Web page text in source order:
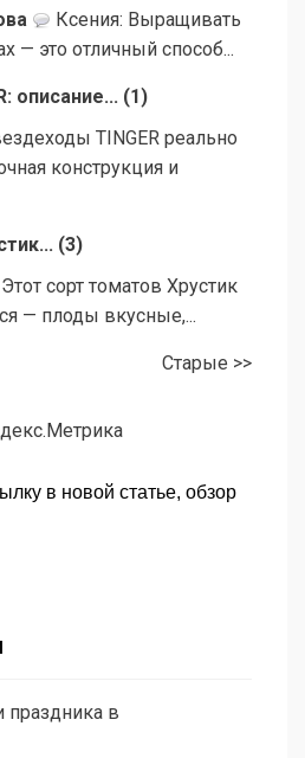
Ксения: Выращивать
— это отличный способ...
описание... (1 )
TINGER реально
конструкция и
(3)
Этот сорт томатов Хрустик
— плоды вкусные,...
Старые >>
в новой статье, обзор
праздника в